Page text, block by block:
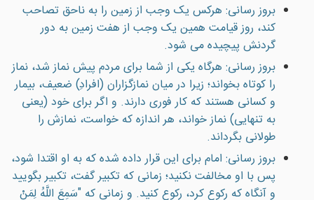
بروز رسانی: هرکس يک وجب از زمين را به ناحق تصاحب
کند، روز قيامت همين يک وجب از هفت زمين به دور
گردنش پيچيده می شود.
بروز رسانی: هرگاه يکی از شما برای مردم پيش نماز شد، نماز
را کوتاه بخواند؛ زيرا در ميان نمازگزاران (افرادِ) ضعيف، بيمار
و کسانی هستند که کار فوری دارند. و اگر برای خود (يعنی
به تنهايی) نماز خواند، هر اندازه که خواست، نمازش را
طولانی بگرداند.
بروز رسانی: امام برای این قرار داده شده که به او اقتدا شود،
پس با او مخالفت نکنید؛ زمانی که تکبیر گفت، تکبیر بگویید
و آنگاه که رکوع کرد، رکوع کنید. و زمانی که "سَمِعَ اللَّهُ لِمَنْ